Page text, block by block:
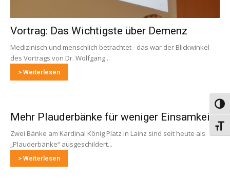
Vortrag: Das Wichtigste über Demenz
Medizinisch und menschlich betrachtet - das war der Blickwinkel
des Vortrags von Dr. Wolfgang...
> Weiterlesen
Mehr Plauderbänke für weniger Einsamkeit
Zwei Bänke am Kardinal König Platz in Lainz sind seit heute als
„Plauderbänke“ ausgeschildert...
> Weiterlesen